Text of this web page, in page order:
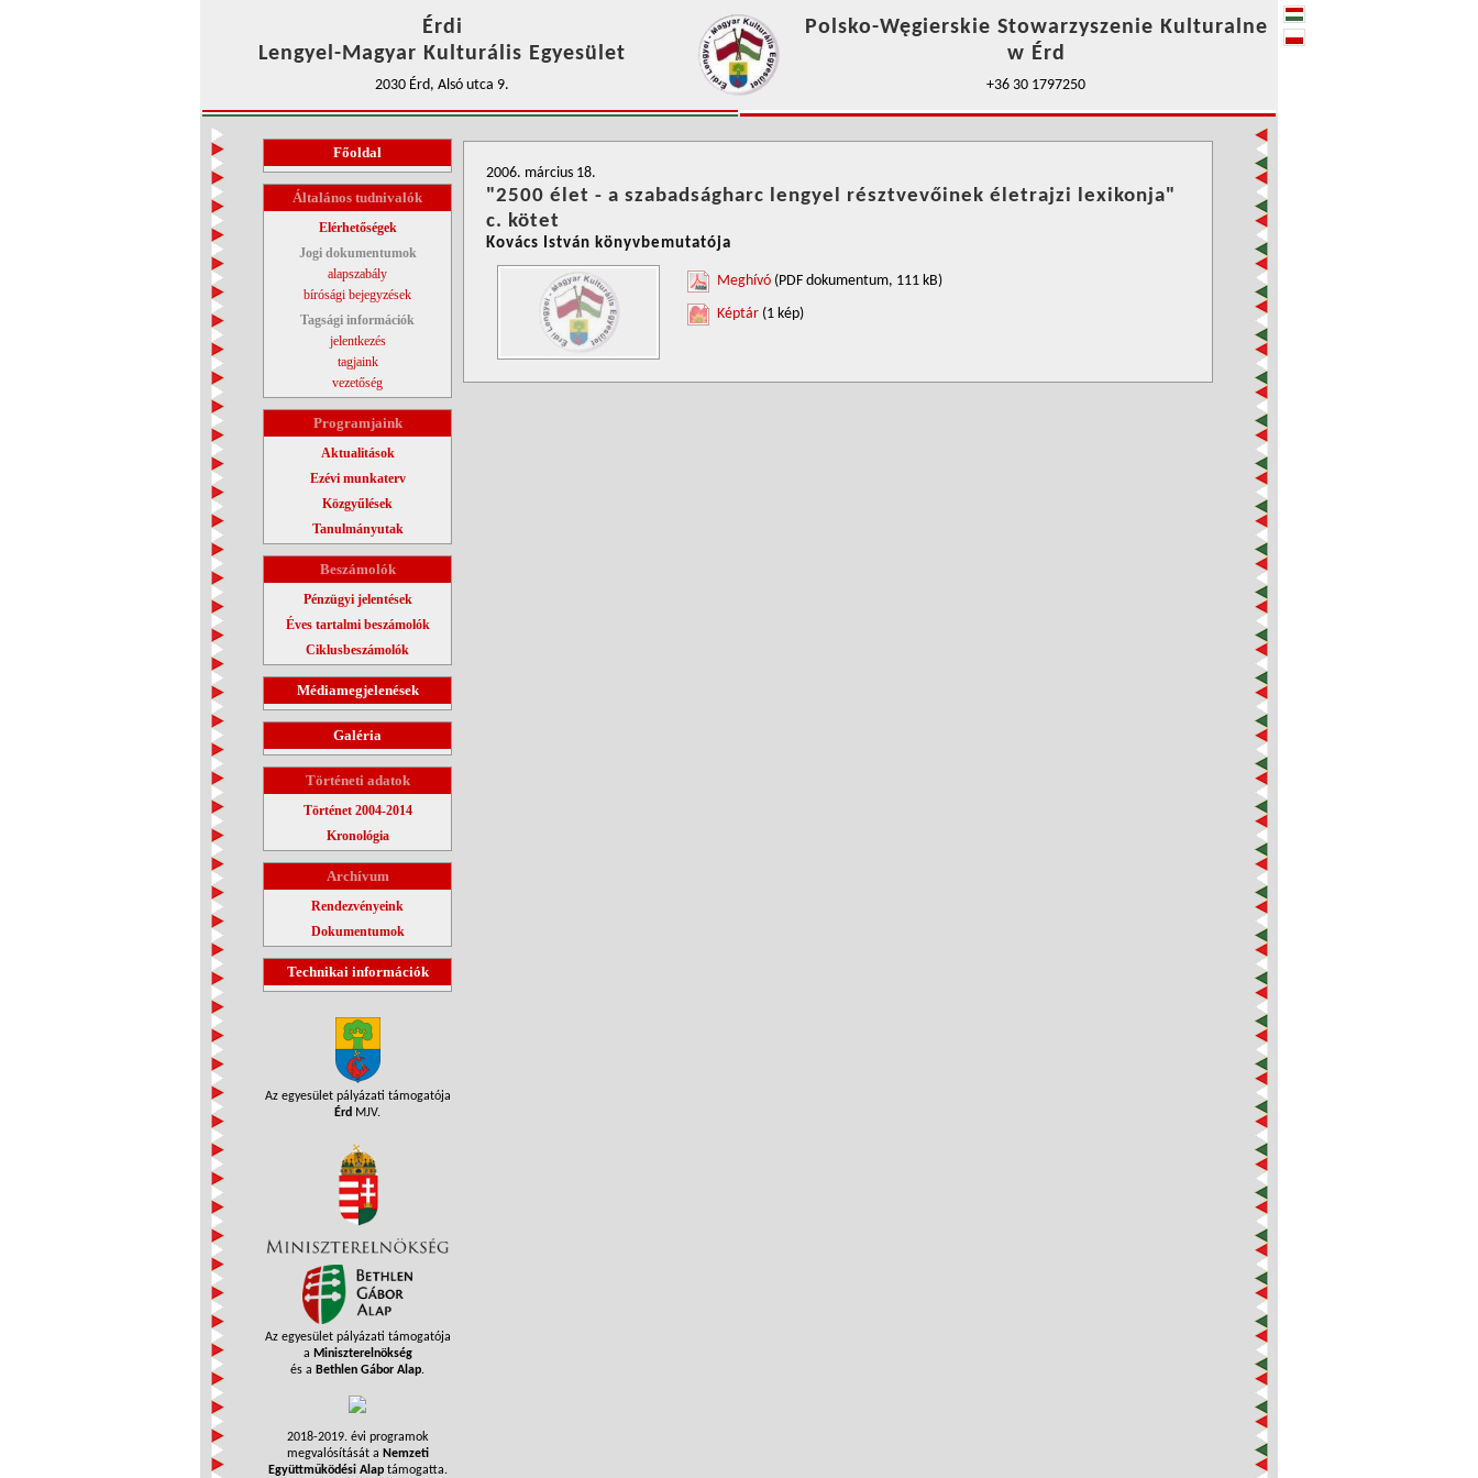
Érdi
Lengyel-Magyar Kulturális Egyesület
2030 Érd, Alsó utca 9.
Polsko-Węgierskie Stowarzyszenie Kulturalne
w Érd
+36 30 1797250
Főoldal
Általános tudnivalók
Elérhetőségek
Jogi dokumentumok
alapszabály
bírósági bejegyzések
Tagsági információk
jelentkezés
tagjaink
vezetőség
Programjaink
Aktualitások
Ezévi munkaterv
Közgyűlések
Tanulmányutak
Beszámolók
Pénzügyi jelentések
Éves tartalmi beszámolók
Ciklusbeszámolók
Médiamegjelenések
Galéria
Történeti adatok
Történet 2004-2014
Kronológia
Archívum
Rendezvényeink
Dokumentumok
Technikai információk
Az egyesület pályázati támogatója
Érd MJV.
Az egyesület pályázati támogatója
a Miniszterelnökség
és a Bethlen Gábor Alap.
2018-2019. évi programok
megvalósítását a Nemzeti
Együttműködési Alaptámogatta.
2006. március 18.
"2500 élet - a szabadságharc lengyel résztvevőinek életrajzi lexikonja"
c. kötet
Kovács István könyvbemutatója
Meghívó (PDF dokumentum, 111 kB)
Képtár (1 kép)